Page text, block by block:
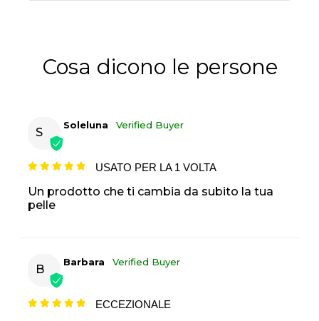
Cosa dicono le persone
S
Soleluna Verified Buyer
USATO PER LA 1 VOLTA
Un prodotto che ti cambia da subito la tua
pelle
B
Barbara Verified Buyer
ECCEZIONALE